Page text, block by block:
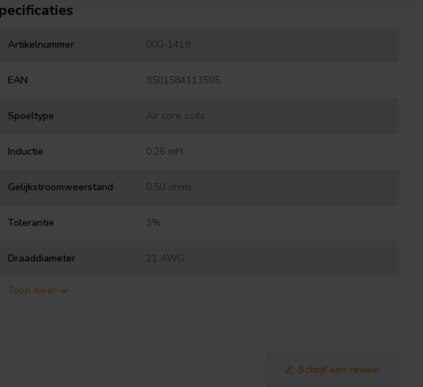
Artikelnummer 000-1419
EAN 9501584113595
Spoeltype Air core coils
Inductie 0.26 mH
Gelijkstroomweerstand 0.50 ohms
Tolerantie 3%
Draaddiameter 21 AWG
Toon meer
Schrijf een review